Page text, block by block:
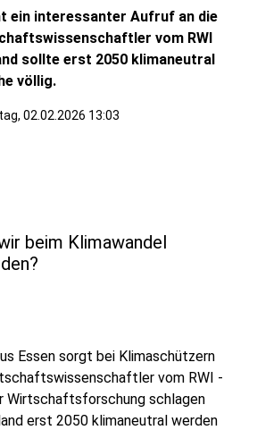
ein interessanter Aufruf an die
vom RWI
sollte erst 2050 klimaneutral
völlig.
02.02.2026 13:03
beim Klimawandel
Essen sorgt bei Klimaschützern
vom RWI -
Wirtschaftsforschung schlagen
erst 2050 klimaneutral werden